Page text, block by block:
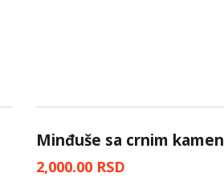
Minđuše sa crnim
2,000.00 RSD